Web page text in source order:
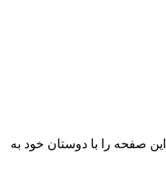
صفحه را با دوستان خود به